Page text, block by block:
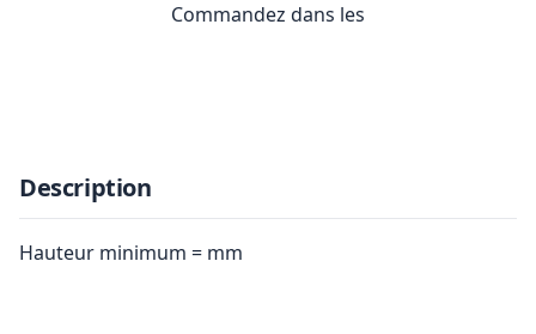
Commandez dans les
Description
Hauteur minimum = mm